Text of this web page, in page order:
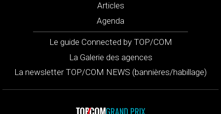
Articles
Agenda
Le guide Connected by TOP/COM
La Galerie des agences
La newsletter TOP/COM NEWS (bannières/habillage)